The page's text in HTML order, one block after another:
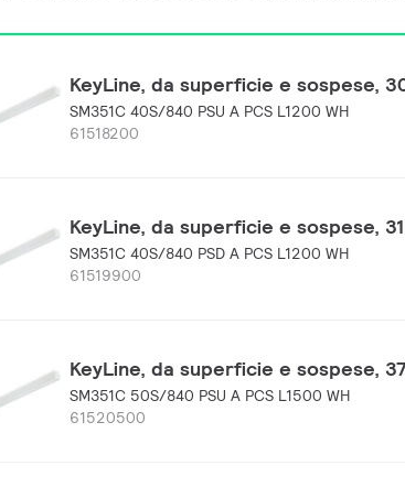
KeyLine, da superficie e sospese,
SM351C 40S/840 PSU A PCS L1200 WH
61518200
KeyLine, da superficie e sospese, 31
SM351C 40S/840 PSD A PCS L1200 WH
61519900
KeyLine, da superficie e sospese,
SM351C 50S/840 PSU A PCS L1500 WH
61520500